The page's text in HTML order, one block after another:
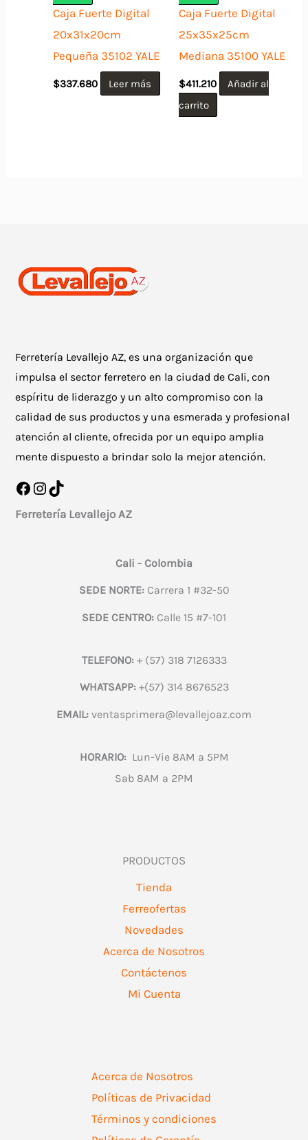
Caja Fuerte Digital
20x31x20cm
Pequeña 35102 YALE
$337.680 Leer más
Caja Fuerte Digital
25x35x25cm
Mediana 35100 YALE
$411.210
Añadir al
carrito
Ferretería Levallejo AZ, es una organización que
impulsa el sector ferretero en la ciudad de Cali, con
espíritu de liderazgo y un alto compromiso con la
calidad de sus productos y una esmerada y profesional
atención al cliente, ofrecida por un equipo amplia
mente dispuesto a brindar solo la mejor atención.
Facebook
Instagram
TikTok
Ferretería Levallejo AZ
Cali - Colombia
SEDE NORTE:Carrera 1 #32-50
SEDE CENTRO: Calle 15 #7-101
TELEFONO:+ (57) 318 7126333
WHATSAPP:+(57) 314 8676523
EMAIL: ventasprimera@levallejoaz.com
HORARIO:Lun-Vie 8AM a 5PM
Sab 8AM a 2PM
PRODUCTOS
Tienda
Ferreofertas
Novedades
Acerca de Nosotros
Contáctenos
Mi Cuenta
Acerca de Nosotros
Políticas de Privacidad
Términos y condiciones